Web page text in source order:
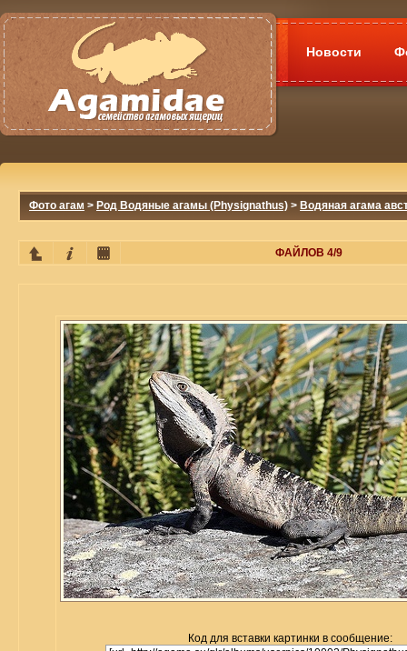
Новости
Фото агам > Род Водяные агамы (Physignathus) > Водяная агама
ФАЙЛОВ 4/9
Код для вставки картинки в сообщение: